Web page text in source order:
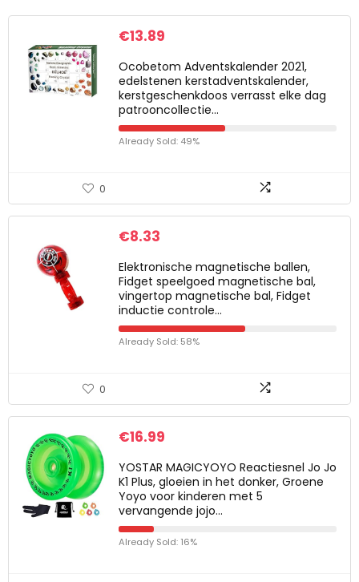
€13.89
Ocobetom Adventskalender 2021,
edelstenen ​​​kerstadventskalender,
kerstgeschenkdoos verrasst elke dag
patrooncollectie…
Already Sold: 49%
0
€8.33
Elektronische magnetische ballen,
Fidget speelgoed magnetische bal,
vingertop magnetische bal, Fidget
inductie controle…
Already Sold: 58%
0
€16.99
YOSTAR MAGICYOYO Reactiesnel Jo Jo
K1 Plus, gloeien in het donker, Groene
Yoyo voor kinderen met 5
vervangende jojo…
Already Sold: 16%